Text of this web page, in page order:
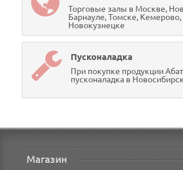
Торговые залы в Москве,
Барнауле, Томске, Кемерово,
Новокузнецке
Пусконаладка
При покупке продукции Абат
пусконаладка в
Магазин